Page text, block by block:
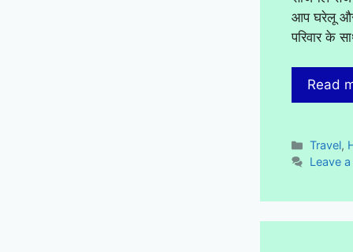
आप घरेलू और
परिवार के
Read
Travel,
Leave